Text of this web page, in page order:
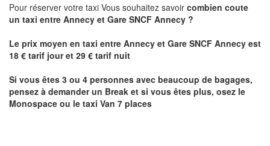
Pour réserver votre taxi Vous souhaitez savoir combien coute
un taxi entre Annecy et Gare SNCF Annecy ?
Le prix moyen en taxi entre Annecy et Gare SNCF Annecy est
18 € tarif jour et 29 € tarif nuit
Si vous êtes 3 ou 4 personnes avec beaucoup de bagages,
pensez à demander un Break et si vous êtes plus, osez le
Monospace ou le taxi Van 7 places